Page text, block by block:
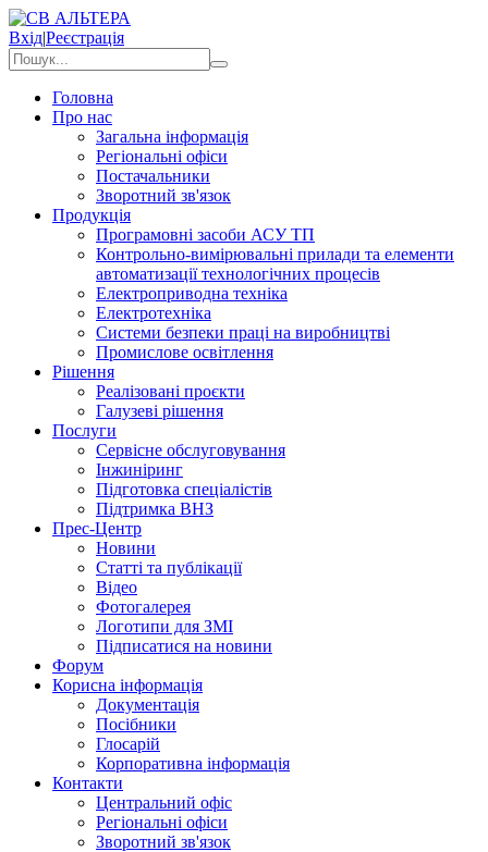
Вхід|Реєстрація
Головна
Про нас
Загальна інформація
Регіональні офіси
Постачальники
Зворотний зв'язок
Продукція
Програмовні засоби АСУ ТП
Контрольно-вимірювальні прилади та елементи
автоматизації технологічних процесів
Електроприводна техніка
Електротехніка
Системи безпеки праці на виробництві
Промислове освітлення
Рішення
Реалізовані проєкти
Галузеві рішення
Послуги
Сервісне обслуговування
Інжиніринг
Підготовка спеціалістів
Підтримка ВНЗ
Прес-Центр
Новини
Статті та публікації
Відео
Фотогалерея
Логотипи для ЗМІ
Підписатися на новини
Форум
Корисна інформація
Документація
Посібники
Глосарій
Корпоративна інформація
Контакти
Центральний офіс
Регіональні офіси
Зворотний зв'язок